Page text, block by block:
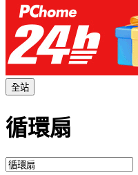
全站
循環扇